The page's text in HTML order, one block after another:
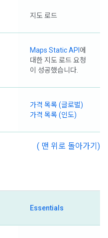
지도 로드
Maps Static API 에
대한 지도 로드 요청
이 성공했습니다.
가격 목록 (글로벌)
가격 목록 (인도)
( 맨 위로 돌아가기)
Essentials